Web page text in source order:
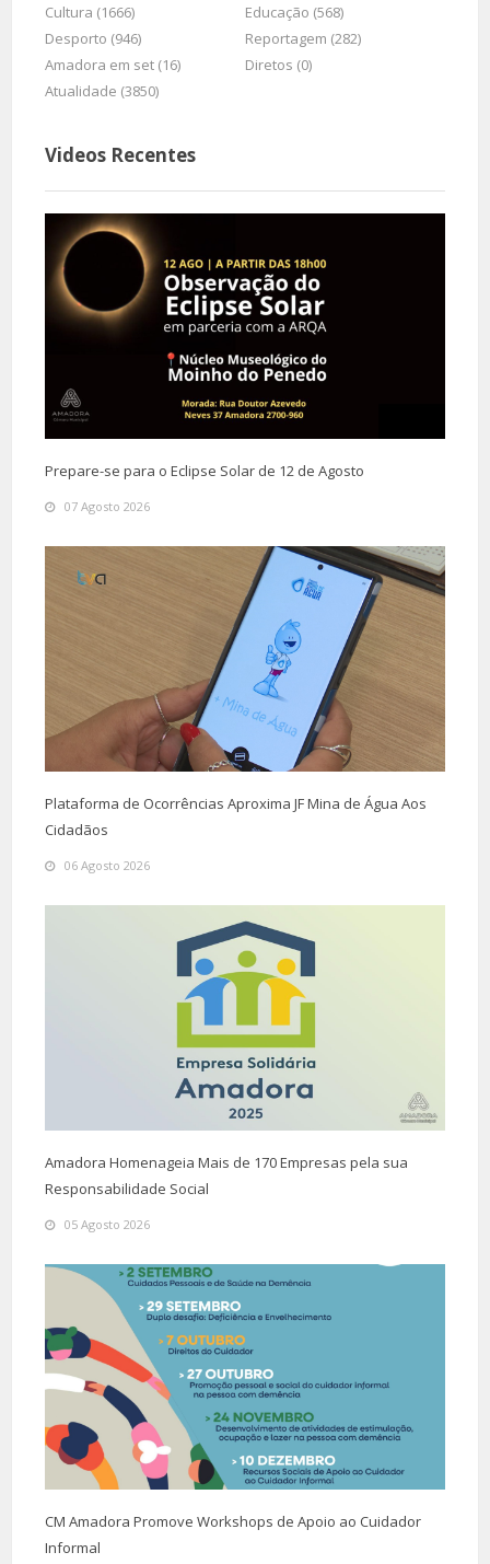
Cultura (1666)
Educação (568)
Desporto (946)
Reportagem (282)
Amadora em set (16)
Diretos (0)
Atualidade (3850)
Videos Recentes
Prepare-se para o Eclipse Solar de 12 de Agosto
07 Agosto 2026
Plataforma de Ocorrências Aproxima JF Mina de Água Aos
Cidadãos
06 Agosto 2026
Amadora Homenageia Mais de 170 Empresas pela sua
Responsabilidade Social
05 Agosto 2026
CM Amadora Promove Workshops de Apoio ao Cuidador
Informal